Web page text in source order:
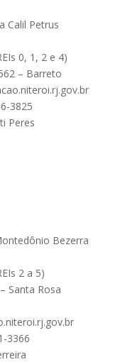
Calil Petrus
0, 1, 2 e 4)
– Barreto
3825
Peres
Bezerra
2 a 5)
Santa Rosa
3366